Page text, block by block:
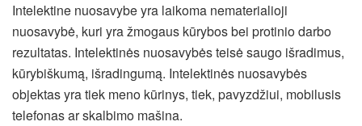
Intelektine nuosavybe yra laikoma nematerialioji
nuosavybė, kuri yra žmogaus kūrybos bei protinio darbo
rezultatas. Intelektinės nuosavybės teisė saugo išradimus,
kūrybiškumą, išradingumą. Intelektinės nuosavybės
objektas yra tiek meno kūrinys, tiek, pavyzdžiui, mobilusis
telefonas ar skalbimo mašina.